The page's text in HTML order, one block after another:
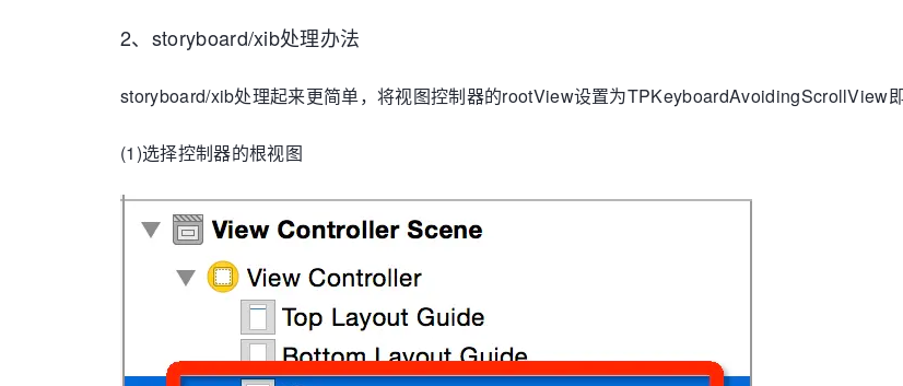
2、storyboard/xib处理办法
storyboard/xib处理起来更简单，将视图控制器的rootView设置为TPKeyboardAvoidingScrollView
(1)选择控制器的根视图